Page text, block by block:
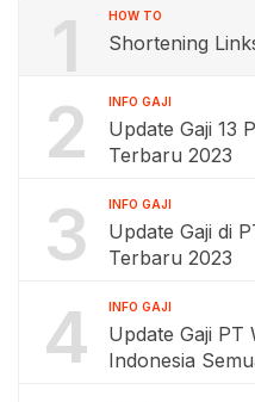
1 HOW TO
Shortening
2 INFO GAJI
Update Gaji 13
Terbaru 2023
3 INFO GAJI
Update Gaji di
Terbaru 2023
4 INFO GAJI
Update Gaji PT
Indonesia